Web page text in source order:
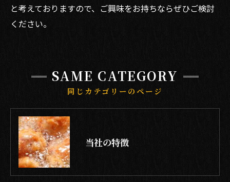
と考えておりますので、ご興味をお持ちならぜひご検討
ください。
同じカテゴリーのページ
SAME CATEGORY
当社の特徴